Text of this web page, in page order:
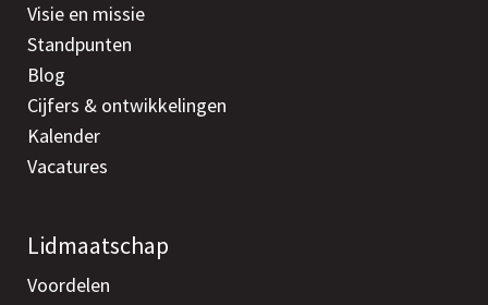
Visie en missie
Standpunten
Blog
Cijfers & ontwikkelingen
Kalender
Vacatures
Lidmaatschap
Voordelen